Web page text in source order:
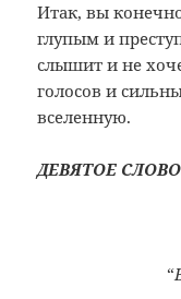
Итак, вы
глупым и
слышит и не
голосов и
вселенную.
ДЕВЯТОЕ
“